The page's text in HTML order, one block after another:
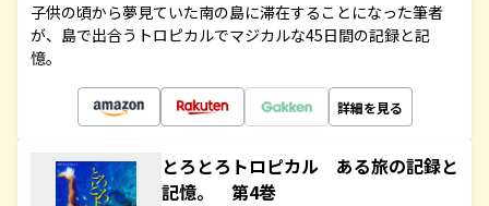
子供の頃から夢見ていた南の島に滞在することになった筆者
が、島で出合うトロピカルでマジカルな45日間の記録と記
憶。
詳細を見る
とろとろトロピカル ある旅の記録と
記憶。 第4巻